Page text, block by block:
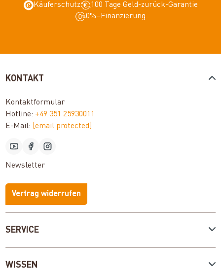
Käuferschutz
100 Tage Geld-zurück-Garantie
0%–Finanzierung
SERVICE
WISSEN
KONTAKT
Kontaktformular
Hotline: +49 351 25930011
E-Mail: [email protected]
Newsletter
Vertrag widerrufen